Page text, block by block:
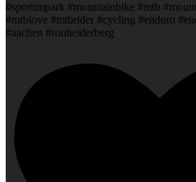
#sportimpark #mountainbike #mtb
#mtblove #mtbrider #cycling #enduro
#aachen #ronheiderberg